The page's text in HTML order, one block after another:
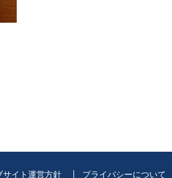
サイト運営方針 プライバシーについて